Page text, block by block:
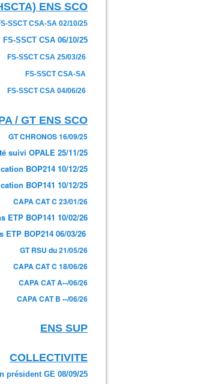
ENS SCO
SSCT CSA-SA 02/10/25
FS-SSCT CSA 06/10/25
FS-SSCT CSA 25/03/26
FS-SSCT CSA-SA
FS-SSCT CSA 04/06/26
/ GT ENS SCO
GT CHRONOS 16/09/25
suivi OPALE 25/11/25
BOP214 10/12/25
BOP141 10/12/25
CAPA CAT C 23/01/26
ETP BOP141 10/02/26
ETP BOP214 06/03/26
GT RSU du 21/05/26
CAPA CAT C 18/06/26
CAPA CAT A--/06/26
CAPA CAT B --/06/26
ENS SUP
COLLECTIVITE
président GE 08/09/25